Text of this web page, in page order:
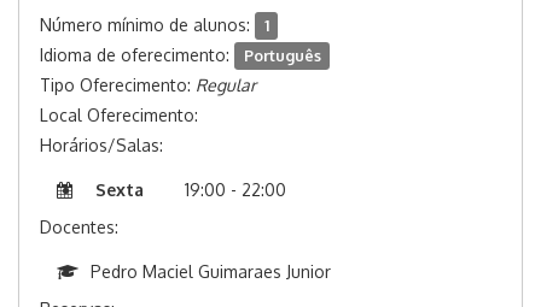
Número mínimo de alunos: 1
Idioma de oferecimento: Português
Tipo Oferecimento: Regular
Local Oferecimento:
Horários/Salas:
Sexta
19:00 - 22:00
Docentes:
Pedro Maciel Guimaraes Junior